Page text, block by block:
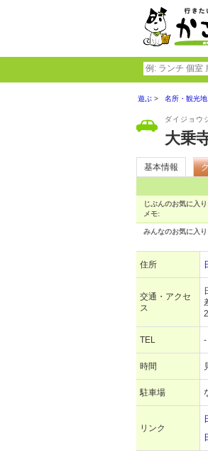
遊ぶ 名所・観光地
ダイジョウ
大乗
基本情報
じぶんのお気に入
メモ:
みんなのお気に入
住所
交通・アクセ
ス
TEL -
時間
駐車場
リンク